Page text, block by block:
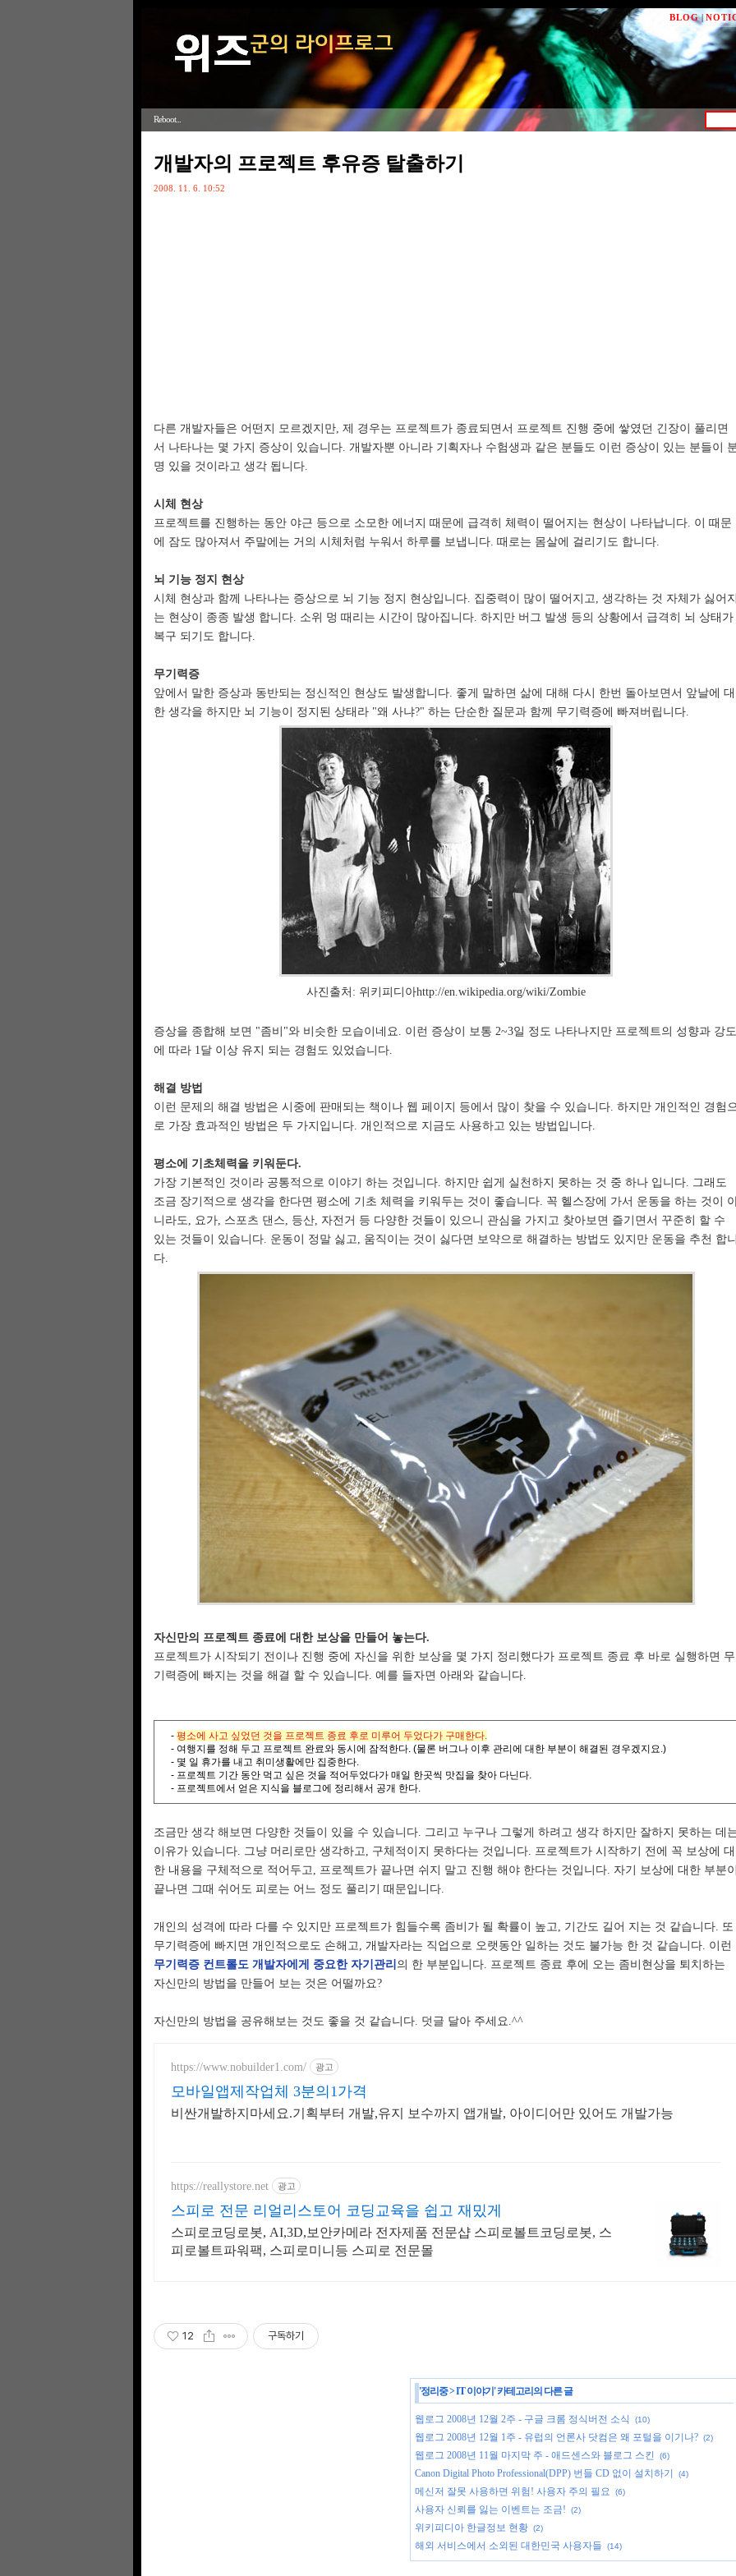
BLOG|
Reboot...
개발자의 프로젝트 후유증 탈출하기
2008. 11. 6. 10:52
다른 개발자들은 어떤지 모르겠지만, 제 경우는 프로젝트가 종료되면서 프로젝트 진행 중에 쌓였던 긴장이 풀리면
서 나타나는 몇 가지 증상이 있습니다. 개발자뿐 아니라 기획자나 수험생과 같은 분들도 이런 증상이 있는 분들이
명 있을 것이라고 생각 됩니다.
시체 현상
프로젝트를 진행하는 동안 야근 등으로 소모한 에너지 때문에 급격히 체력이 떨어지는 현상이 나타납니다. 이 때문
에 잠도 많아져서 주말에는 거의 시체처럼 누워서 하루를 보냅니다. 때로는 몸살에 걸리기도 합니다.
뇌 기능 정지 현상
시체 현상과 함께 나타나는 증상으로 뇌 기능 정지 현상입니다. 집중력이 많이 떨어지고, 생각하는 것 자체가 싫어
는 현상이 종종 발생 합니다. 소위 멍 때리는 시간이 많아집니다. 하지만 버그 발생 등의 상황에서 급격히 뇌 상태가
복구 되기도 합니다.
무기력증
앞에서 말한 증상과 동반되는 정신적인 현상도 발생합니다. 좋게 말하면 삶에 대해 다시 한번 돌아보면서 앞날에 대
한 생각을 하지만 뇌 기능이 정지된 상태라 "왜 사냐?" 하는 단순한 질문과 함께 무기력증에 빠져버립니다.
사진출처: 위키피디아http://en.wikipedia.org/wiki/Zombie
증상을 종합해 보면 "좀비"와 비슷한 모습이네요. 이런 증상이 보통 2~3일 정도 나타나지만 프로젝트의 성향과 강도
에 따라 1달 이상 유지 되는 경험도 있었습니다.
해결 방법
이런 문제의 해결 방법은 시중에 판매되는 책이나 웹 페이지 등에서 많이 찾을 수 있습니다. 하지만 개인적인 경험
로 가장 효과적인 방법은 두 가지입니다. 개인적으로 지금도 사용하고 있는 방법입니다.
평소에 기초체력을 키워둔다.
가장 기본적인 것이라 공통적으로 이야기 하는 것입니다. 하지만 쉽게 실천하지 못하는 것 중 하나 입니다. 그래도
조금 장기적으로 생각을 한다면 평소에 기초 체력을 키워두는 것이 좋습니다. 꼭 헬스장에 가서 운동을 하는 것이
니라도, 요가, 스포츠 댄스, 등산, 자전거 등 다양한 것들이 있으니 관심을 가지고 찾아보면 즐기면서 꾸준히 할 수
있는 것들이 있습니다. 운동이 정말 싫고, 움직이는 것이 싫다면 보약으로 해결하는 방법도 있지만 운동을 추천 합
다.
자신만의 프로젝트 종료에 대한 보상을 만들어 놓는다.
프로젝트가 시작되기 전이나 진행 중에 자신을 위한 보상을 몇 가지 정리했다가 프로젝트 종료 후 바로 실행하면 무
기력증에 빠지는 것을 해결 할 수 있습니다. 예를 들자면 아래와 같습니다.
- 평소에 사고 싶었던 것을 프로젝트 종료 후로 미루어 두었다가 구매한다.
- 여행지를 정해 두고 프로젝트 완료와 동시에 잠적한다. (물론 버그나 이후 관리에 대한 부분이 해결된 경우겠지요.)
- 몇 일 휴가를 내고 취미생활에만 집중한다.
- 프로젝트 기간 동안 먹고 싶은 것을 적어두었다가 매일 한곳씩 맛집을 찾아 다닌다.
- 프로젝트에서 얻은 지식을 블로그에 정리해서 공개 한다.
조금만 생각 해보면 다양한 것들이 있을 수 있습니다. 그리고 누구나 그렇게 하려고 생각 하지만 잘하지 못하는 데
이유가 있습니다. 그냥 머리로만 생각하고, 구체적이지 못하다는 것입니다. 프로젝트가 시작하기 전에 꼭 보상에 대
한 내용을 구체적으로 적어두고, 프로젝트가 끝나면 쉬지 말고 진행 해야 한다는 것입니다. 자기 보상에 대한 부분
끝나면 그때 쉬어도 피로는 어느 정도 풀리기 때문입니다.
개인의 성격에 따라 다를 수 있지만 프로젝트가 힘들수록 좀비가 될 확률이 높고, 기간도 길어 지는 것 같습니다. 또
무기력증에 빠지면 개인적으로도 손해고, 개발자라는 직업으로 오랫동안 일하는 것도 불가능 한 것 같습니다. 이런
무기력증 컨트롤도 개발자에게 중요한 자기관리 의 한 부분입니다. 프로젝트 종료 후에 오는 좀비현상을 퇴치하는
자신만의 방법을 만들어 보는 것은 어떨까요?
자신만의 방법을 공유해보는 것도 좋을 것 같습니다. 덧글 달아 주세요.^^
https://www.nobuilder1.com/ 광고
모바일앱제작업체 3분의1가격
비싼개발하지마세요.기획부터 개발,유지 보수까지 앱개발, 아이디어만 있어도 개발가능
https://reallystore.net 광고
스피로 전문 리얼리스토어 코딩교육을 쉽고 재밌게
스피로코딩로봇, AI,3D,보안카메라 전자제품 전문샵 스피로볼트코딩로봇, 스
피로볼트파워팩, 스피로미니등 스피로 전문몰
12 구독하기
'정리중>IT 이야기 ' 카테고리의 다른 글
웹로그 2008년 12월 2주 - 구글 크롬 정식버전 소식 (10)
웹로그 2008년 12월 1주 - 유럽의 언론사 닷컴은 왜 포털을 이기나? (2)
웹로그 2008년 11월 마지막 주 - 애드센스와 블로그 스킨 (6)
Canon Digital Photo Professional(DPP) 번들 CD 없이 설치하기 (4)
메신저 잘못 사용하면 위험! 사용자 주의 필요 (6)
사용자 신뢰를 잃는 이벤트는 조금! (2)
위키피디아 한글정보 현황 (2)
해외 서비스에서 소외된 대한민국 사용자들 (14)